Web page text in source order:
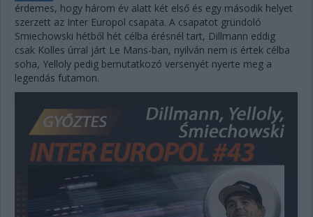
érdemes, hogy három év alatt két első és egy második helyet
szerzett az Inter Europol csapata. A csapatot gründoló
Smiechowski hétből hét célba érésnél tart, Dillmann eddig
csak Kolles úrral járt Le Mans-ban, nyilván nem is értek célba
soha, Yelloly pedig bemutatkozó versenyét nyerte meg a
legendás futamon.